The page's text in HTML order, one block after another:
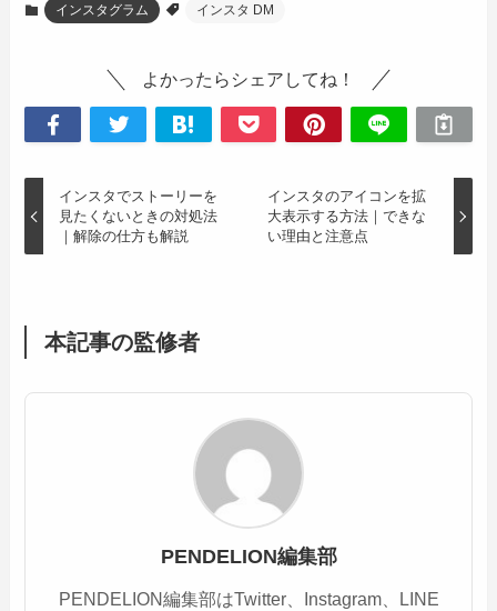
インスタグラム インスタ DM
よかったらシェアしてね！
インスタでストーリーを
見たくないときの対処法
｜解除の仕方も解説
インスタのアイコンを拡
大表示する方法｜できな
い理由と注意点
本記事の監修者
PENDELION編集部
PENDELION編集部はTwitter、Instagram、LINE